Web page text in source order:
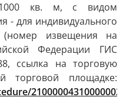
кв. м, с видом
- для индивидуального
(номер извещения на
Федерации ГИС
ссылка на торговую
торговой площадке: